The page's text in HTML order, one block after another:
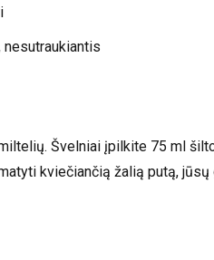
Švelniai įpilkite 75 ml
kviečiančią žalią putą,